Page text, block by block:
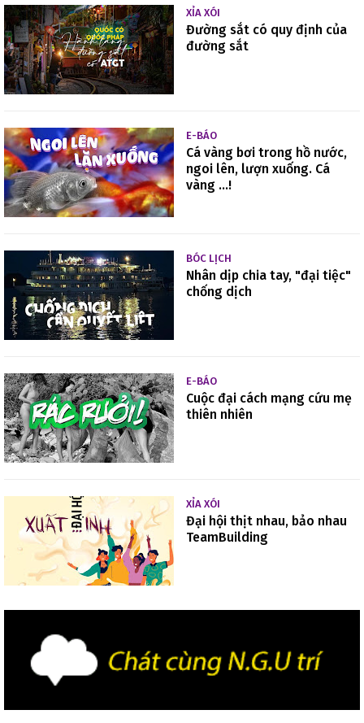
XỈA XÓI
Đường sắt có quy định của
đường sắt
E-BÁO
Cá vàng bơi trong hồ nước,
ngoi lên, lượn xuống. Cá
vàng ...!
BÓC LỊCH
Nhân dịp chia tay, "đại tiệc"
chống dịch
E-BÁO
Cuộc đại cách mạng cứu mẹ
thiên nhiên
XỈA XÓI
Đại hội thịt nhau, bảo nhau
TeamBuilding